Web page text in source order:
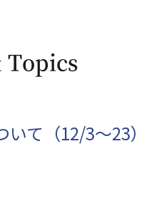
Topics
て（12/3～23）